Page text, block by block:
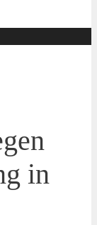
in